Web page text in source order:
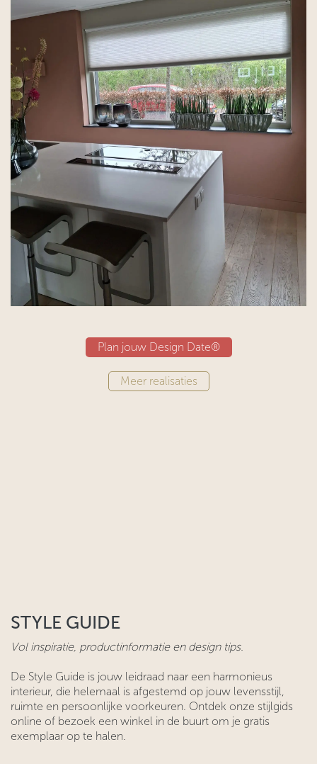
Meer realisaties
Plan jouw Design Date®
STYLE GUIDE
Vol inspiratie, productinformatie en design tips.
De Style Guide is jouw leidraad naar een harmonieus
interieur, die helemaal is afgestemd op jouw levensstijl,
ruimte en persoonlijke voorkeuren. Ontdek onze stijlgids
online of bezoek een winkel in de buurt om je gratis
exemplaar op te halen.